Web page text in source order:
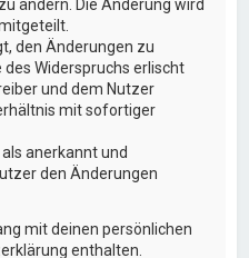
ändern. Die Änderung wird
den Änderungen zu
des Widerspruchs erlischt
und dem Nutzer
mit sofortiger
anerkannt und
den Änderungen
mit deinen persönlichen
enthalten.